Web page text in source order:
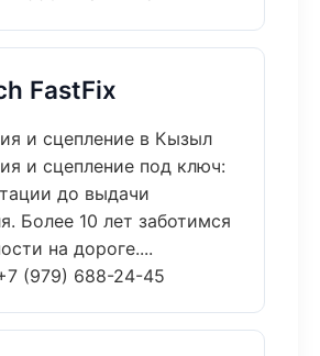
FastFix
и сцепление в Кызыл
и сцепление под ключ:
до выдачи
Более 10 лет заботимся
на дороге....
(979) 688-24-45